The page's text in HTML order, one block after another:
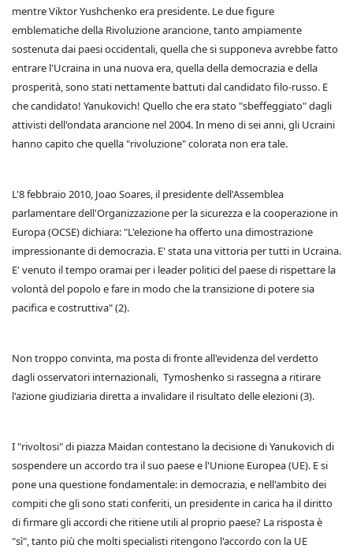
mentre Viktor Yushchenko era presidente. Le due figure
emblematiche della Rivoluzione arancione, tanto ampiamente
sostenuta dai paesi occidentali, quella che si supponeva avrebbe fatto
entrare l'Ucraina in una nuova era, quella della democrazia e della
prosperità, sono stati nettamente battuti dal candidato filo-russo. E
che candidato! Yanukovich! Quello che era stato "sbeffeggiato" dagli
attivisti dell'ondata arancione nel 2004. In meno di sei anni, gli Ucraini
hanno capito che quella "rivoluzione" colorata non era tale.
L'8 febbraio 2010, Joao Soares, il presidente dell'Assemblea
parlamentare dell'Organizzazione per la sicurezza e la cooperazione in
Europa (OCSE) dichiara: "L'elezione ha offerto una dimostrazione
impressionante di democrazia. E' stata una vittoria per tutti in Ucraina.
E' venuto il tempo oramai per i leader politici del paese di rispettare la
volontà del popolo e fare in modo che la transizione di potere sia
pacifica e costruttiva" (2).
Non troppo convinta, ma posta di fronte all'evidenza del verdetto
dagli osservatori internazionali, Tymoshenko si rassegna a ritirare
l'azione giudiziaria diretta a invalidare il risultato delle elezioni (3).
I "rivoltosi" di piazza Maidan contestano la decisione di Yanukovich di
sospendere un accordo tra il suo paese e l'Unione Europea (UE). E si
pone una questione fondamentale: in democrazia, e nell'ambito dei
compiti che gli sono stati conferiti, un presidente in carica ha il diritto
di firmare gli accordi che ritiene utili al proprio paese? La risposta è
"sì", tanto più che molti specialisti ritengono l'accordo con la UE